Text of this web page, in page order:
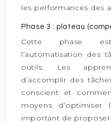
les performances des
Phase 3 : plateau
Cette phase
l’automatisation des
outils. Les
d’accomplir des
conscient et
moyens
important de